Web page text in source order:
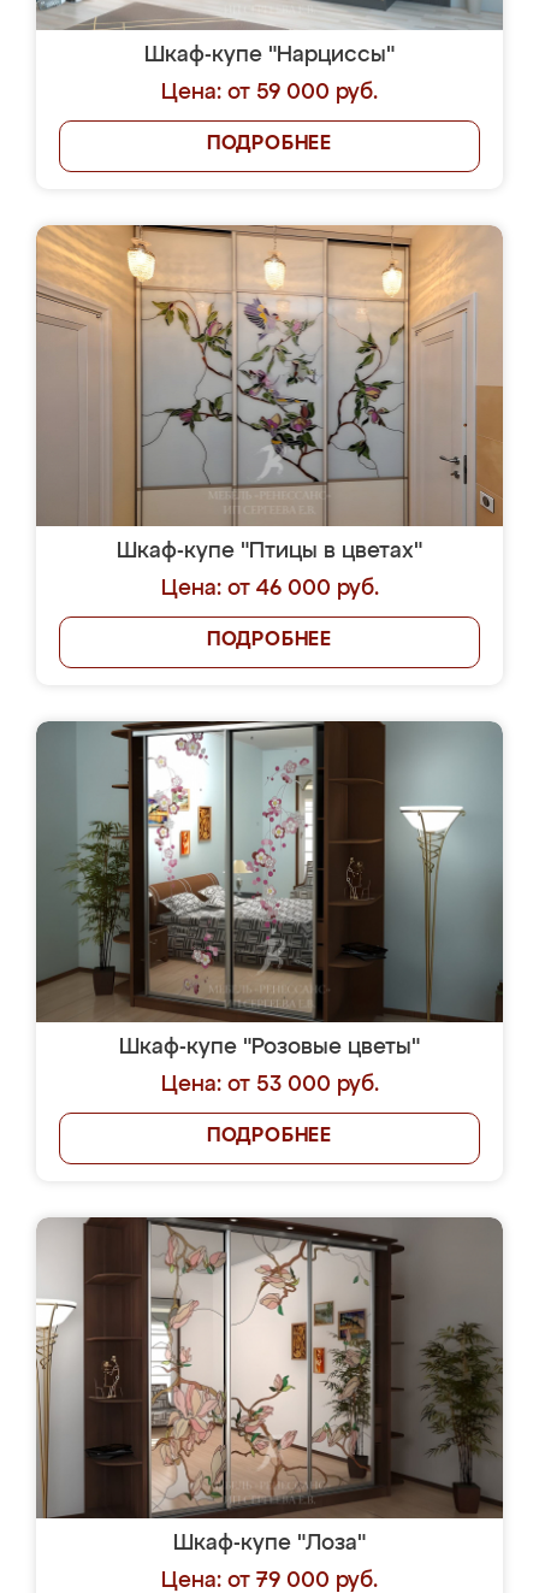
Шкаф-купе "Нарциссы"
Цена: от 59 000 руб.
ПОДРОБНЕЕ
Шкаф-купе "Птицы в цветах"
Цена: от 46 000 руб.
ПОДРОБНЕЕ
Шкаф-купе "Розовые цветы"
Цена: от 53 000 руб.
ПОДРОБНЕЕ
Шкаф-купе "Лоза"
Цена: от 79 000 руб.